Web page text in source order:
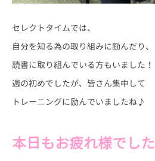
セレクトタイムでは、
自分を知る為の取り組みに励んだり、
読書に取り組んでいる方もいました！
週の初めでしたが、皆さん集中して
トレーニングに励んでいましたね♪
本日もお疲れ様でした